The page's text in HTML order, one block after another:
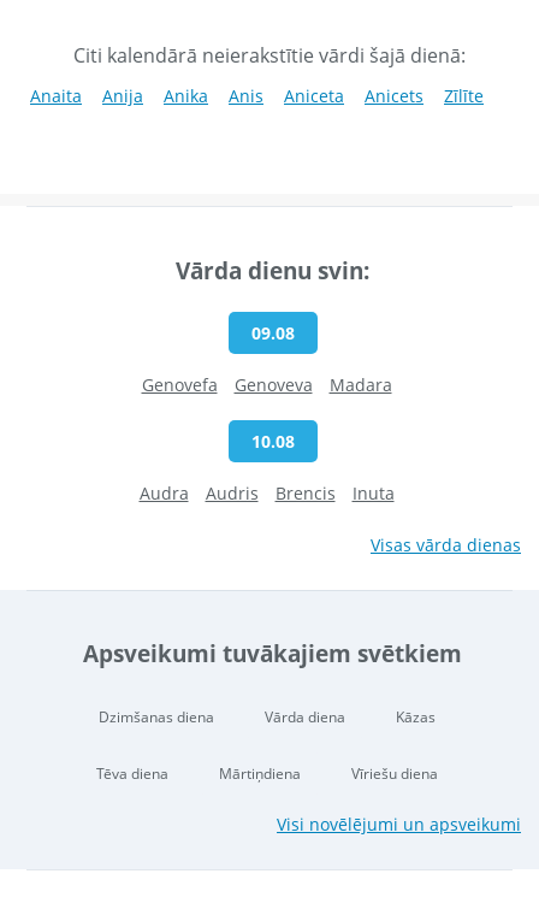
Citi kalendārā neierakstītie vārdi šajā dienā:
Anaita Anija Anika Anis Aniceta Anicets Zīlīte
Vārda dienu svin:
09.08
Genovefa Genoveva Madara
10.08
Audra Audris Brencis Inuta
Visas vārda dienas
Apsveikumi tuvākajiem svētkiem
Dzimšanas diena Vārda diena Kāzas
Tēva diena Mārtiņdiena Vīriešu diena
Visi novēlējumi un apsveikumi